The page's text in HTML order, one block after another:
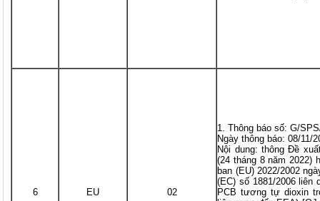
6 EU 02
1. Thông báo số: G/
Ngày thông báo: 08/11/
Nội dung: thông Đề
(24 tháng 8 năm 2022)
ban (EU) 2022/2002
(EC) số 1881/2006 liên
PCB tương tự dioxin